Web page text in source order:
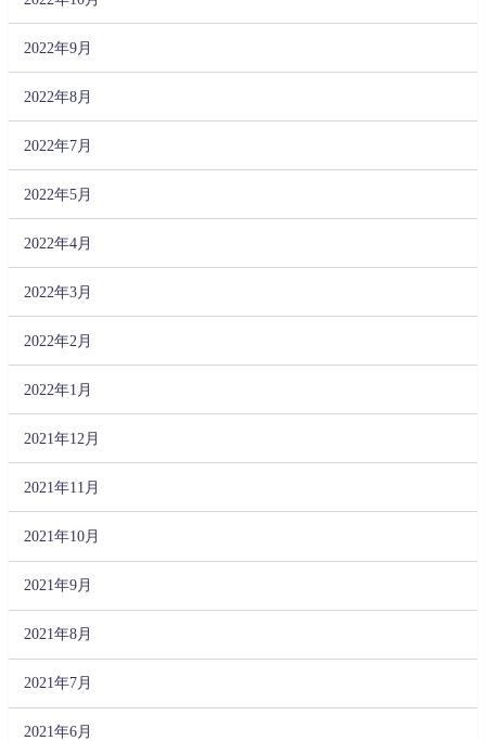
2022年9月
2022年8月
2022年7月
2022年5月
2022年4月
2022年3月
2022年2月
2022年1月
2021年12月
2021年11月
2021年10月
2021年9月
2021年8月
2021年7月
2021年6月